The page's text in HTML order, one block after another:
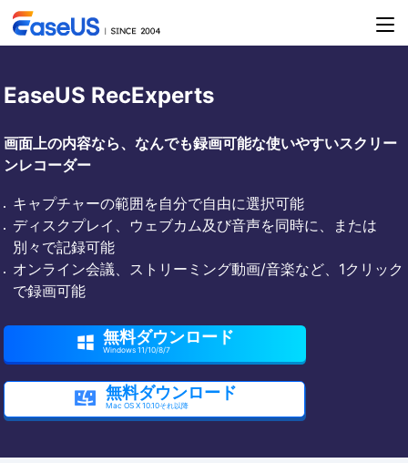
EaseUS RecExperts
画面上の内容なら、なんでも録画可能な使いやすいスクリー
ンレコーダー
キャプチャーの範囲を自分で自由に選択可能
ディスクプレイ、ウェブカム及び音声を同時に、または
別々で記録可能
オンライン会議、ストリーミング動画/音楽など、1クリック
で録画可能
 無料ダウンロード
Windows 11/10/8/7
 無料ダウンロード
Mac OS X 10.10それ以降